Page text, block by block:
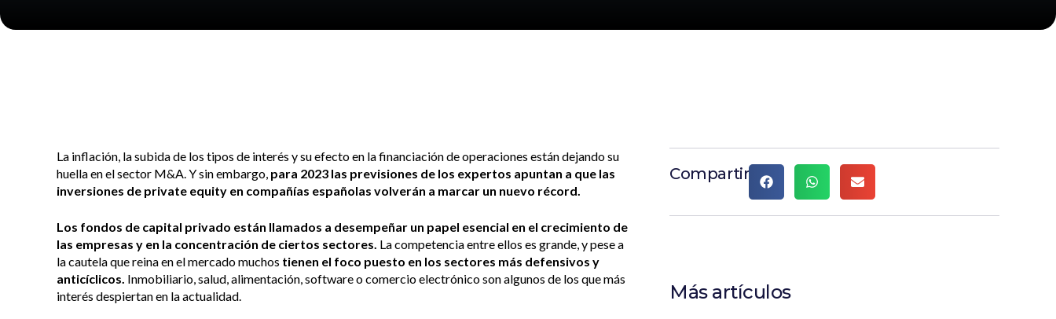
La inflación, la subida de los tipos de interés y su efecto en la financiación de operaciones están dejando su
huella en el sector M&A. Y sin embargo, para 2023 las previsiones de los expertos apuntan a que las
inversiones de private equity en compañías españolas volverán a marcar un nuevo récord.
Los fondos de capital privado están llamados a desempeñar un papel esencial en el crecimiento de
las empresas y en la concentración de ciertos sectores. La competencia entre ellos es grande, y pese a
la cautela que reina en el mercado muchos tienen el foco puesto en los sectores más defensivos y
anticíclicos. Inmobiliario, salud, alimentación, software o comercio electrónico son algunos de los que más
interés despiertan en la actualidad.
Compartir
Más artículos